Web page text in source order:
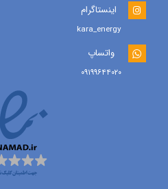
اینستاگرام
kara_energy
واتساپ
۰۹۱۹۹۶۴۴۰۲۰